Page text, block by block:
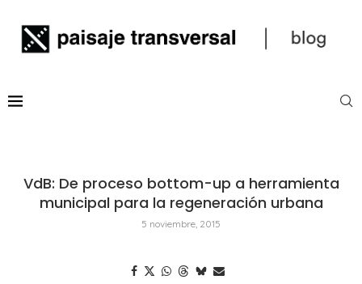
VdB: De proceso bottom-up a herramienta
municipal para la regeneración urbana
5 noviembre, 2015